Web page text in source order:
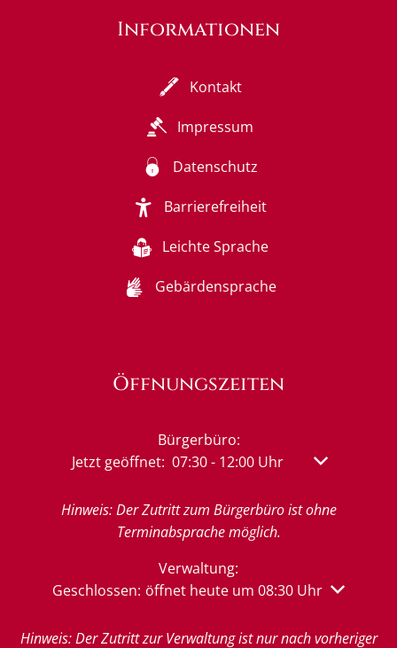
Informationen
Kontakt
Impressum
Datenschutz
Barrierefreiheit
Leichte Sprache
Gebärdensprache
Öffnungszeiten
Bürgerbüro:
Klicken, um weitere Öffnungs- oder
Jetzt geöffnet: 07:30- 12:00Uhr Von 07:30
Hinweis: Der Zutritt zum Bürgerbüro ist ohne
Terminabsprache möglich.
Verwaltung:
Klicken, um weitere Öffnungs- oder Schließzeiten
Geschlossen: öffnet heute um 08:30 Uhr
Hinweis: Der Zutritt zur Verwaltung ist nur nach vorheriger